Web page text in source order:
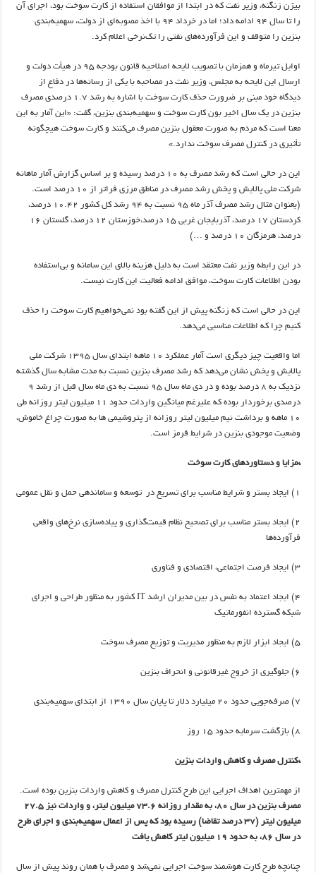
بیژن زنگنه، وزیر نفت که در ابتدا از موافقان استفاده از کارت سوخت بود، اجرای آن
را تا سال 94 ادامه داد؛ اما در خرداد 94 با اخذ مصوبه‌ای از دولت، سهمیه‌بندی
بنزین را متوقف و این فرآورده‌های نفتی را تک‌نرخی اعلام کرد.
اوایل تیرماه و همزمان با تصویب لایحه اصلاحیه قانون بودجه 95 در هیأت دولت و
ارسال این لایحه به مجلس، وزیر نفت در مصاحبه با یکی از رسانه‌ها در دفاع از
دیدگاه خود مبنی بر ضرورت حذف کارت سوخت با اشاره به رشد 1.7 درصدی مصرف
بنزین در یک سال اخیر بون کارت سوخت و سهمیه‌بندی بنزین، گفت: «این آمار به این
معنا است که مردم به صورت معقول بنزین مصرف می‌کنند و کارت سوخت هیچگونه
تأثیری در کنترل مصرف سوخت ندارد.»
این در حالی است که رشد مصرف به 10 درصد رسیده و بر اساس گزارش آمار ماهانه
شرکت ملی پالایش و پخش رشد مصرف در مناطق مرزی فراتر از 10 درصد است.
(بعنوان مثال رشد مصرف آذر ماه 95 نسبت به 94 رشد کل کشور 10.42 درصد،
کردستان 17 درصد،‌ آذربایجان غربی 15 درصد،‌خوزستان 12 درصد، گلستان 16
درصد، هرمزگان 10 درصد و …)
در این رابطه وزیر نفت معتقد است به دلیل هزینه بالای این سامانه و بی‌استفاده
بودن اطلاعات کارت سوخت، موافق ادامه فعالیت این کارت نیست.
این در حالی است که زنگنه پیش از این گفته بود نمی‌خواهیم کارت سوخت را حذف
کنیم چرا که اطلاعات مناسبی می‌دهد.
اما واقعیت چیز دیگری است آمار عملکرد 10 ماهه ابتدای سال 1395 شرکت ملی
پالایش و پخش نشان می‌دهد که رشد مصرف بنزین نسبت به مدت مشابه سال گذشته
نزدیک به 8 درصد بوده و در دی ماه سال 95 نسبت به دی ماه سال قبل از رشد 9
درصدی برخوردار بوده که علیرغم میانگین واردات حدود 11 میلیون لیتر روزانه طی
10 ماهه و برداشت نیم میلیون لیتر روزانه از پتروشیمی ها به صورت چراغ خاموش،
وضعیت موجودی بنزین در شرایط قرمز است.
*مزایا و دستاوردهای کارت سوخت
1) ایجاد بستر و شرایط مناسب برای تسریع در توسعه و ساماندهی حمل و نقل عمومی
2) ایجاد بستر مناسب برای تصحیح نظام قیمت‌گذاری و پیاده‌سازی نرخ‌های واقعی
فرآورده‌ها
3) ایجاد فرصت اجتماعی، اقتصادی و فناوری
4) ایجاد اعتماد به نفس در بین مدیران ارشد IT کشور به منظور طراحی و اجرای
شبکه گسترده انفورماتیک
5) ایجاد ابزار لازم به منظور مدیریت و توزیع مصرف سوخت
6) جلوگیری از خروج غیرقانونی و انحراف بنزین
7) صرفه‌جویی حدود 20 میلیارد دلار تا پایان سال 1390 از ابتدای سهمیه‌بندی
8) بازگشت سرمایه حدود 15 روز
*کنترل مصرف و کاهش واردات بنزین
از مهمترین اهداف اجرایی این طرح کنترل مصرف و کاهش واردات بنزین بوده است.
مصرف بنزین در سال 80، به مقدار روزانه 73.6 میلیون لیتر، و واردات نیز 27.5
میلیون لیتر (37 درصد تقاضا) رسیده بود که پس از اعمال سهمیه‌بندی و اجرای طرح
در سال 86، به حدود 19 میلیون لیتر کاهش یافت
چنانچه طرح کارت هوشمند سوخت اجرایی نمی‌شد و مصرف با همان روند پیش از سال